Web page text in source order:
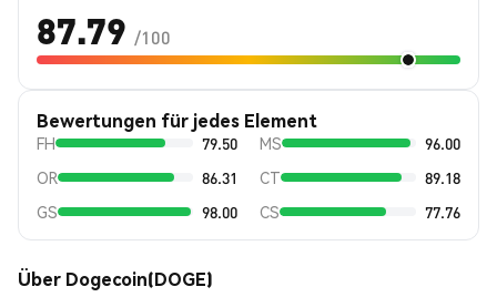
87.79 /100
Bewertungen für jedes Element
FH 79.50 MS
96.00
OR
86.31 CT
89.18
GS
98.00 CS 77.76
Über Dogecoin(DOGE)